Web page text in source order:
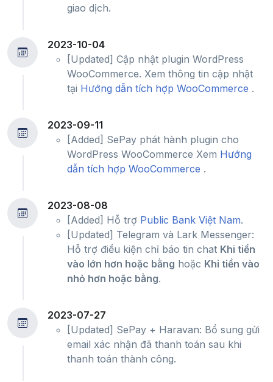
giao dịch.
2023-10-04
[Updated] Cập nhật plugin WordPress
WooCommerce. Xem thông tin cập nhật
tại Hướng dẫn tích hợp WooCommerce .
2023-09-11
[Added] SePay phát hành plugin cho
WordPress WooCommerce Xem Hướng
dẫn tích hợp WooCommerce .
2023-08-08
[Added] Hỗ trợ Public Bank Việt Nam.
[Updated] Telegram và Lark Messenger:
Hỗ trợ điều kiện chỉ báo tin chat Khi tiền
vào lớn hơn hoặc bằng hoặc Khi tiền vào
nhỏ hơn hoặc bằng.
2023-07-27
[Updated] SePay + Haravan: Bổ sung gửi
email xác nhận đã thanh toán sau khi
thanh toán thành công.